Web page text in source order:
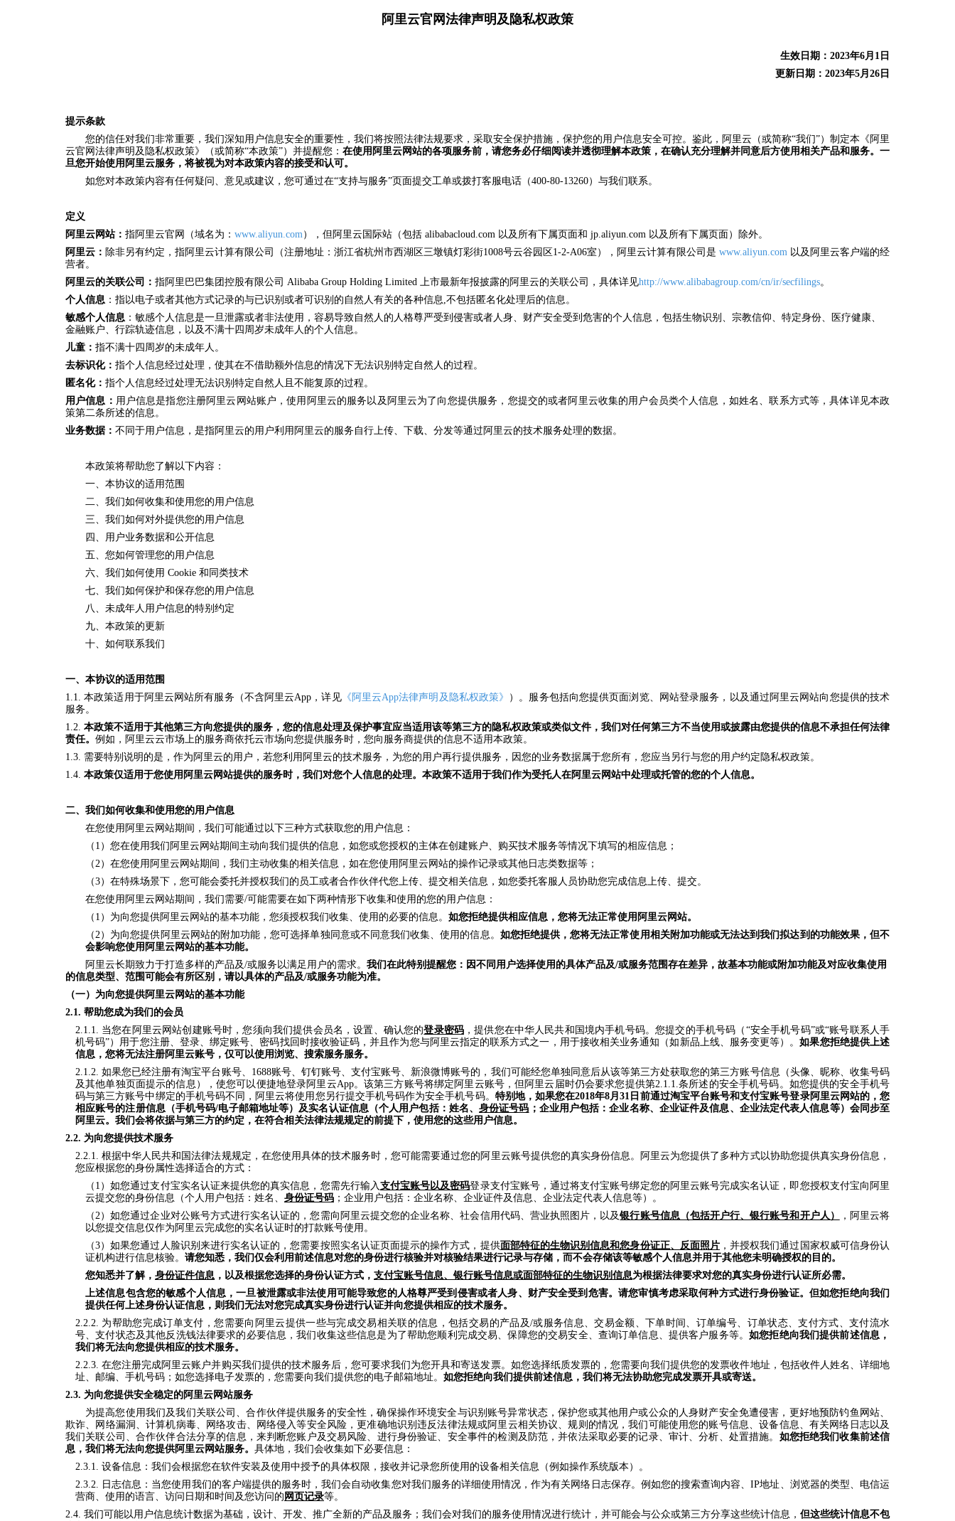
阿里云官网法律声明及隐私权政策
生效日期：2023年6月1日
更新日期：2023年5月26日
提示条款
您的信任对我们非常重要，我们深知用户信息安全的重要性，我们将按照法律法规要求，采取安全保护措施，保护您的用户信息安全可控。鉴此，阿里云（或简称“我们”）制定本《阿里
云官网法律声明及隐私权政策》（或简称“本政策”）并提醒您： 在使用阿里云网站的各项服务前，请您务必仔细阅读并透彻理解本政策，在确认充分理解并同意后方使用相关产品和服务。一
旦您开始使用阿里云服务，将被视为对本政策内容的接受和认可。
如您对本政策内容有任何疑问、意见或建议，您可通过在“支持与服务”页面提交工单或拨打客服电话（400-80-13260）与我们联系。
定义
阿里云网站： 指阿里云官网（域名为： www.aliyun.com），但阿里云国际站（包括 alibabacloud.com 以及所有下属页面和 jp.aliyun.com 以及所有下属页面）除外。
阿里云： 除非另有约定，指阿里云计算有限公司（注册地址：浙江省杭州市西湖区三墩镇灯彩街1008号云谷园区1-2-A06室），阿里云计算有限公司是 www.aliyun.com 以及阿里云客户端的经
营者。
阿里云的关联公司： 指阿里巴巴集团控股有限公司 Alibaba Group Holding Limited 上市最新年报披露的阿里云的关联公司，具体详见http://www.alibabagroup.com/cn/ir/secfilings。
个人信息 ：指以电子或者其他方式记录的与已识别或者可识别的自然人有关的各种信息,不包括匿名化处理后的信息。
敏感个人信息 ：敏感个人信息是一旦泄露或者非法使用，容易导致自然人的人格尊严受到侵害或者人身、财产安全受到危害的个人信息，包括生物识别、宗教信仰、特定身份、医疗健康、
金融账户、行踪轨迹信息，以及不满十四周岁未成年人的个人信息。
儿童： 指不满十四周岁的未成年人。
去标识化： 指个人信息经过处理，使其在不借助额外信息的情况下无法识别特定自然人的过程。
匿名化： 指个人信息经过处理无法识别特定自然人且不能复原的过程。
用户信息： 用户信息是指您注册阿里云网站账户，使用阿里云的服务以及阿里云为了向您提供服务，您提交的或者阿里云收集的用户会员类个人信息，如姓名、联系方式等，具体详见本政
策第二条所述的信息。
业务数据： 不同于用户信息，是指阿里云的用户利用阿里云的服务自行上传、下载、分发等通过阿里云的技术服务处理的数据。
本政策将帮助您了解以下内容：
一、本协议的适用范围
二、我们如何收集和使用您的用户信息
三、我们如何对外提供您的用户信息
四、用户业务数据和公开信息
五、您如何管理您的用户信息
六、我们如何使用 Cookie 和同类技术
七、我们如何保护和保存您的用户信息
八、未成年人用户信息的特别约定
九、本政策的更新
十、如何联系我们
一、本协议的适用范围
1.1. 本政策适用于阿里云网站所有服务（不含阿里云App，详见《 阿里云App法律声明及隐私权政策》
）。服务包括向您提供页面浏览、网站登录服务，以及通过阿里云网站向您提供的技术
服务。
1.2. 本政策不适用于其他第三方向您提供的服务，您的信息处理及保护事宜应当适用该等第三方的隐私权政策或类似文件，我们对任何第三方不当使用或披露由您提供的信息不承担任何法律
责任。 例如，阿里云云市场上的服务商依托云市场向您提供服务时，您向服务商提供的信息不适用本政策。
1.3. 需要特别说明的是，作为阿里云的用户，若您利用阿里云的技术服务，为您的用户再行提供服务，因您的业务数据属于您所有，您应当另行与您的用户约定隐私权政策。
1.4. 本政策仅适用于您使用阿里云网站提供的服务时，我们对您个人信息的处理。本政策不适用于我们作为受托人在阿里云网站中处理或托管的您的个人信息。
二、我们如何收集和使用您的用户信息
在您使用阿里云网站期间，我们可能通过以下三种方式获取您的用户信息：
（1）您在使用我们阿里云网站期间主动向我们提供的信息，如您或您授权的主体在创建账户、购买技术服务等情况下填写的相应信息；
（2）在您使用阿里云网站期间，我们主动收集的相关信息，如在您使用阿里云网站的操作记录或其他日志类数据等；
（3）在特殊场景下，您可能会委托并授权我们的员工或者合作伙伴代您上传、提交相关信息，如您委托客服人员协助您完成信息上传、提交。
在您使用阿里云网站期间，我们需要/可能需要在如下两种情形下收集和使用的您的用户信息：
（1）为向您提供阿里云网站的基本功能，您须授权我们收集、使用的必要的信息。 如您拒绝提供相应信息，您将无法正常使用阿里云网站。
（2）为向您提供阿里云网站的附加功能，您可选择单独同意或不同意我们收集、使用的信息。 如您拒绝提供，您将无法正常使用相关附加功能或无法达到我们拟达到的功能效果，但不
会影响您使用阿里云网站的基本功能。
阿里云长期致力于打造多样的产品及/或服务以满足用户的需求。 我们在此特别提醒您：因不同用户选择使用的具体产品及/或服务范围存在差异，故基本功能或附加功能及对应收集使用
的信息类型、范围可能会有所区别，请以具体的产品及/或服务功能为准。
（一）为向您提供阿里云网站的基本功能
2.1. 帮助您成为我们的会员
2.1.1. 当您在阿里云网站创建账号时，您须向我们提供会员名，设置、确认您的登录密码 ，提供您在中华人民共和国境内手机号码。您提交的手机号码（“安全手机号码”或“账号联系人手
机号码”）用于您注册、登录、绑定账号、密码找回时接收验证码，并且作为您与阿里云指定的联系方式之一，用于接收相关业务通知（如新品上线、服务变更等）。如果您拒绝提供上述
信息，您将无法注册阿里云账号，仅可以使用浏览、搜索服务服务。
2.1.2.如果您已经注册有淘宝平台账号、1688账号、钉钉账号、支付宝账号、新浪微博账号的，我们可能经您单独同意后从该等第三方处获取您的第三方账号信息（头像、昵称、收集号码
及其他单独页面提示的信息），使您可以便捷地登录阿里云App。该第三方账号将绑定阿里云账号，但阿里云届时仍会要求您提供第2.1.1.条所述的安全手机号码。如您提供的安全手机号
码与第三方账号中绑定的手机号码不同，阿里云将使用您另行提交手机号码作为安全手机号码。 特别地，如果您在2018年8月31日前通过淘宝平台账号和支付宝账号登录阿里云网站的，您
相应账号的注册信息（手机号码/电子邮箱地址等）及实名认证信息（个人用户包括：姓名、身份证号码 ；企业用户包括：企业名称、企业证件及信息、企业法定代表人信息等）会同步至
阿里云。我们会将依据与第三方的约定，在符合相关法律法规规定的前提下，使用您的这些用户信息。
2.2. 为向您提供技术服务
2.2.1.根据中华人民共和国法律法规规定，在您使用具体的技术服务时，您可能需要通过您的阿里云账号提供您的真实身份信息。阿里云为您提供了多种方式以协助您提供真实身份信息，
您应根据您的身份属性选择适合的方式：
（1）如您通过支付宝实名认证来提供您的真实信息，您需先行输入支付宝账号以及密码登录支付宝账号，通过将支付宝账号绑定您的阿里云账号完成实名认证，即您授权支付宝向阿里
云提交您的身份信息（个人用户包括：姓名、 身份证号码 ；企业用户包括：企业名称、企业证件及信息、企业法定代表人信息等）。
（2）如您通过企业对公账号方式进行实名认证的，您需向阿里云提交您的企业名称、社会信用代码、营业执照图片，以及银行账号信息（包括开户行、银行账号和开户人）
，阿里云将
以您提交信息仅作为阿里云完成您的实名认证时的打款账号使用。
（3）如果您通过人脸识别来进行实名认证的，您需要按照实名认证页面提示的操作方式，提供面部特征的生物识别信息和您身份证正、反面照片 ，并授权我们通过国家权威可信身份认
证机构进行信息核验。 请您知悉，我们仅会利用前述信息对您的身份进行核验并对核验结果进行记录与存储，而不会存储该等敏感个人信息并用于其他您未明确授权的目的。
您知悉并了解， 身份证件信息 ，以及根据您选择的身份认证方式， 支付宝账号信息、银行账号信息或面部特征的生物识别信息为根据法律要求对您的真实身份进行认证所必需。
上述信息包含您的敏感个人信息，一旦被泄露或非法使用可能导致您的人格尊严受到侵害或者人身、财产安全受到危害。请您审慎考虑采取何种方式进行身份验证。但如您拒绝向我们
提供任何上述身份认证信息，则我们无法对您完成真实身份进行认证并向您提供相应的技术服务。
2.2.2. 为帮助您完成订单支付，您需要向阿里云提供一些与完成交易相关联的信息，包括交易的产品及/或服务信息、交易金额、下单时间、订单编号、订单状态、支付方式、支付流水
号、支付状态及其他反洗钱法律要求的必要信息，我们收集这些信息是为了帮助您顺利完成交易、保障您的交易安全、查询订单信息、提供客户服务等。如您拒绝向我们提供前述信息，
我们将无法向您提供相应的技术服务。
2.2.3.在您注册完成阿里云账户并购买我们提供的技术服务后，您可要求我们为您开具和寄送发票。如您选择纸质发票的，您需要向我们提供您的发票收件地址，包括收件人姓名、详细地
址、邮编、手机号码；如您选择电子发票的，您需要向我们提供您的电子邮箱地址。 如您拒绝向我们提供前述信息，我们将无法协助您完成发票开具或寄送。
2.3. 为向您提供安全稳定的阿里云网站服务
为提高您使用我们及我们关联公司、合作伙伴提供服务的安全性，确保操作环境安全与识别账号异常状态，保护您或其他用户或公众的人身财产安全免遭侵害，更好地预防钓鱼网站、
欺诈、网络漏洞、计算机病毒、网络攻击、网络侵入等安全风险，更准确地识别违反法律法规或阿里云相关协议、规则的情况，我们可能使用您的账号信息、设备信息、有关网络日志以及
我们关联公司、合作伙伴合法分享的信息，来判断您账户及交易风险、进行身份验证、安全事件的检测及防范，并依法采取必要的记录、审计、分析、处置措施。 如您拒绝我们收集前述信
息，我们将无法向您提供阿里云网站服务。 具体地，我们会收集如下必要信息：
2.3.1. 设备信息：我们会根据您在软件安装及使用中授予的具体权限，接收并记录您所使用的设备相关信息（例如操作系统版本）。
2.3.2. 日志信息：当您使用我们的客户端提供的服务时，我们会自动收集您对我们服务的详细使用情况，作为有关网络日志保存。例如您的搜索查询内容、IP地址、浏览器的类型、电信运
营商、使用的语言、访问日期和时间及您访问的 网页记录等。
2.4. 我们可能以用户信息统计数据为基础，设计、开发、推广全新的产品及服务；我们会对我们的服务使用情况进行统计，并可能会与公众或第三方分享这些统计信息， 但这些统计信息不包